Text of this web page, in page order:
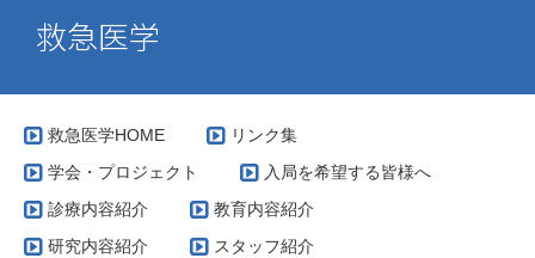
救急医学
救急医学HOME
リンク集
学会・プロジェクト
入局を希望する皆様へ
診療内容紹介
教育内容紹介
研究内容紹介
スタッフ紹介